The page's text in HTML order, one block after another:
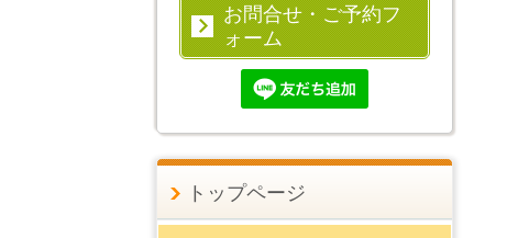
お問合せ・ご予約フ
ォーム
トップページ